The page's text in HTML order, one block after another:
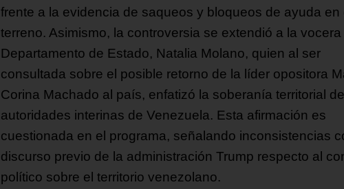
frente a la evidencia de saqueos y bloqueos de ayuda en
terreno. Asimismo, la controversia se extendió a la vocera
Departamento de Estado, Natalia Molano, quien al ser
consultada sobre el posible retorno de la líder opositora
Corina Machado al país, enfatizó la soberanía territorial
autoridades interinas de Venezuela. Esta afirmación es
cuestionada en el programa, señalando inconsistencias
discurso previo de la administración Trump respecto al
político sobre el territorio venezolano.